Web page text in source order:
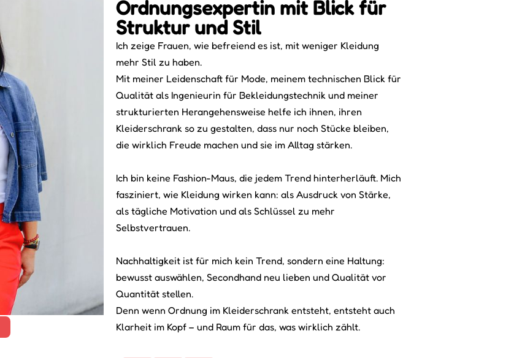
Ordnungsexpertin mit Blick für
Struktur und Stil
Ich zeige Frauen, wie befreiend es ist, mit weniger Kleidung
mehr Stil zu haben.
Mit meiner Leidenschaft für Mode, meinem technischen Blick für
Qualität als Ingenieurin für Bekleidungstechnik und meiner
strukturierten Herangehensweise helfe ich ihnen, ihren
Kleiderschrank so zu gestalten, dass nur noch Stücke bleiben,
die wirklich Freude machen und sie im Alltag stärken.
Ich bin keine Fashion-Maus, die jedem Trend hinterherläuft. Mich
fasziniert, wie Kleidung wirken kann: als Ausdruck von Stärke,
als tägliche Motivation und als Schlüssel zu mehr
Selbstvertrauen.
Nachhaltigkeit ist für mich kein Trend, sondern eine Haltung:
bewusst auswählen, Secondhand neu lieben und Qualität vor
Quantität stellen.
Denn wenn Ordnung im Kleiderschrank entsteht, entsteht auch
Klarheit im Kopf – und Raum für das, was wirklich zählt.